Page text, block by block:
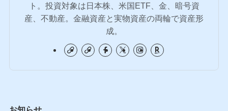
ト。投資対象は日本株、米国ETF、金、暗号資
産、不動産。金融資産と実物資産の両輪で資産形
成。